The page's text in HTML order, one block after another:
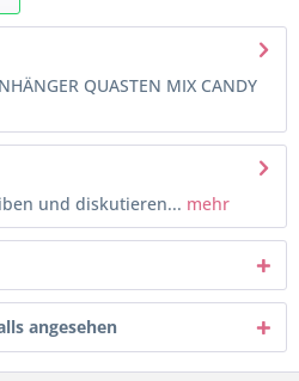
QUASTEN MIX CANDY
und diskutieren... mehr
angesehen